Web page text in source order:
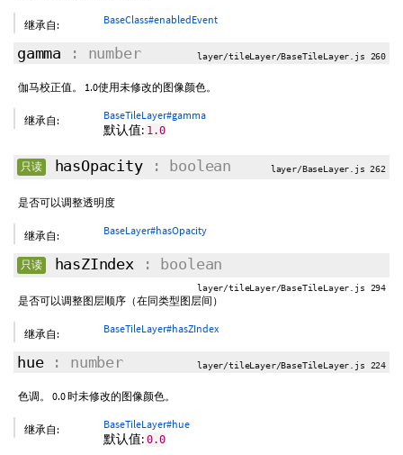
继承自: BaseClass#enabledEvent
gamma : number layer/tileLayer/BaseTileLayer.js 260
伽马校正值。 1.0使用未修改的图像颜色。
继承自: BaseTileLayer#gamma
默认值: 1.0
只读 hasOpacity: boolean layer/BaseLayer.js 262
是否可以调整透明度
继承自: BaseLayer#hasOpacity
只读 hasZIndex : boolean
layer/tileLayer/BaseTileLayer.js 294
是否可以调整图层顺序（在同类型图层间）
继承自: BaseTileLayer#hasZIndex
hue: number layer/tileLayer/BaseTileLayer.js 224
色调。 0.0 时未修改的图像颜色。
继承自: BaseTileLayer#hue
默认值: 0.0